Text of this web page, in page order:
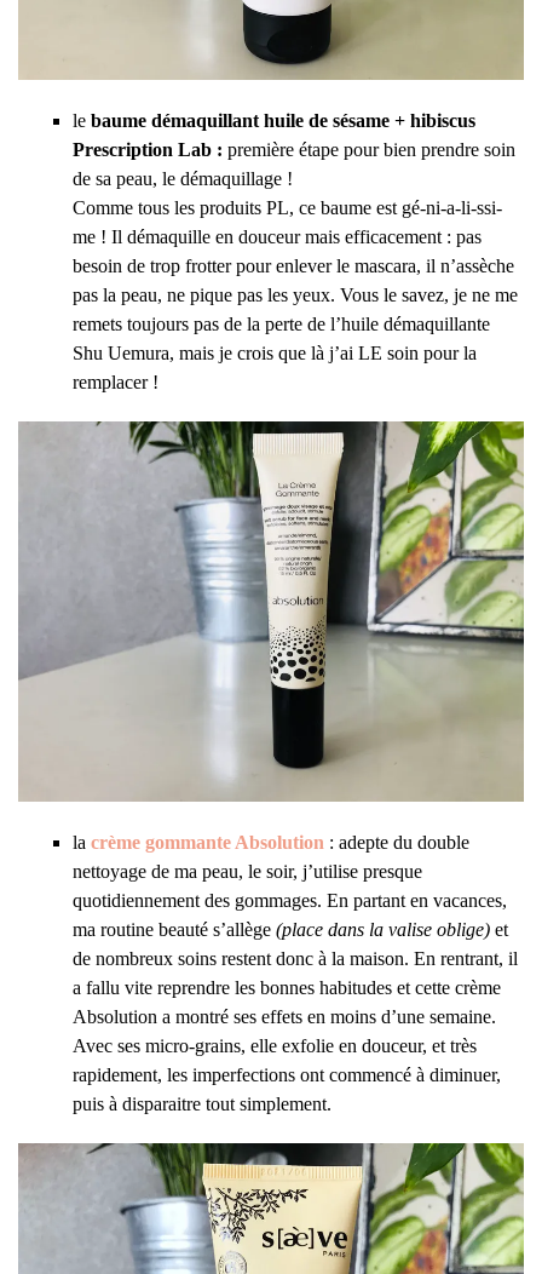
le baume démaquillant huile de sésame + hibiscus
Prescription Lab : première étape pour bien prendre soin
de sa peau, le démaquillage !
Comme tous les produits PL, ce baume est gé-ni-a-li-ssi-
me ! Il démaquille en douceur mais efficacement : pas
besoin de trop frotter pour enlever le mascara, il n’assèche
pas la peau, ne pique pas les yeux. Vous le savez, je ne me
remets toujours pas de la perte de l’huile démaquillante
Shu Uemura, mais je crois que là j’ai LE soin pour la
remplacer !
la crème gommante Absolution : adepte du double
nettoyage de ma peau, le soir, j’utilise presque
quotidiennement des gommages. En partant en vacances,
ma routine beauté s’allège (place dans la valise oblige) et
de nombreux soins restent donc à la maison. En rentrant, il
a fallu vite reprendre les bonnes habitudes et cette crème
Absolution a montré ses effets en moins d’une semaine.
Avec ses micro-grains, elle exfolie en douceur, et très
rapidement, les imperfections ont commencé à diminuer,
puis à disparaitre tout simplement.